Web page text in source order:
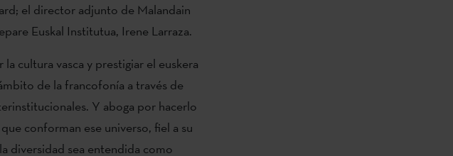
el director adjunto de Malandain
Euskal Institutua, Irene Larraza.
cultura vasca y prestigiar el euskera
de la francofonía a través de
Y aboga por hacerlo
conforman ese universo, fiel a su
diversidad sea entendida como